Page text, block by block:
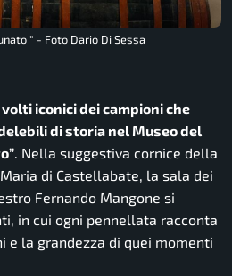
" - Foto Dario Di Sessa
iconici dei campioni che
di storia nel Museo del
. Nella suggestiva cornice della
di Castellabate, la sala dei
Fernando Mangone si
in cui ogni pennellata racconta
e la grandezza di quei momenti